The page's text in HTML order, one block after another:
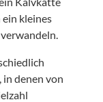
kleines
denen von